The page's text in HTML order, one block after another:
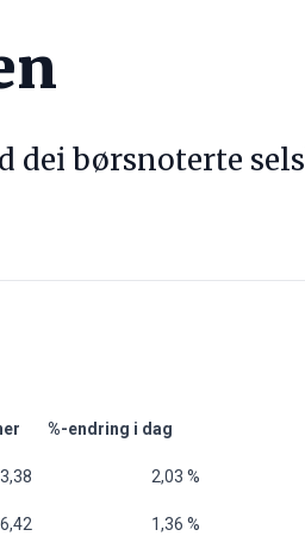
dei børsnoterte
%-endring i dag
2,03 %
1,36 %